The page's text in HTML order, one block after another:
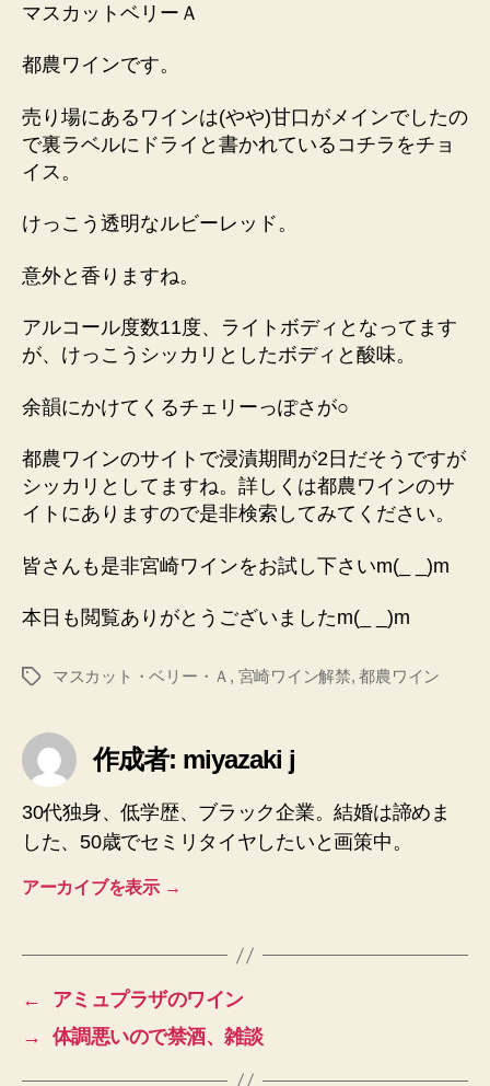
マスカットベリーＡ
都農ワインです。
売り場にあるワインは(やや)甘口がメインでしたの
で裏ラベルにドライと書かれているコチラをチョ
イス。
けっこう透明なルビーレッド。
意外と香りますね。
アルコール度数11度、ライトボディとなってます
が、けっこうシッカリとしたボディと酸味。
余韻にかけてくるチェリーっぽさが○
都農ワインのサイトで浸漬期間が2日だそうですが
シッカリとしてますね。詳しくは都農ワインのサ
イトにありますので是非検索してみてください。
皆さんも是非宮崎ワインをお試し下さいm(_ _)m
本日も閲覧ありがとうございましたm(_ _)m
タ
マスカット・ベリー・Ａ , 宮崎ワイン解禁,都農ワイン
作成者: miyazaki j
30代独身、低学歴、ブラック企業。結婚は諦めま
した、50歳でセミリタイヤしたいと画策中。
アーカイブを表示 →
←
アミュプラザのワイン
→
体調悪いので禁酒、雑談